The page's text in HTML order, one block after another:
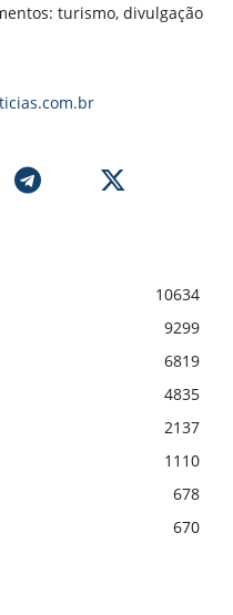
turismo, divulgação
10634
9299
6819
4835
2137
1110
678
670